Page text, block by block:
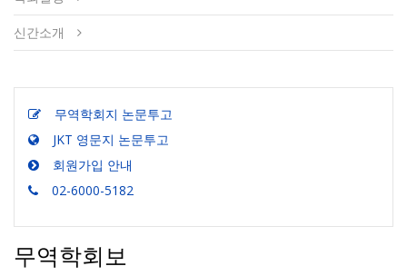
신간소개
무역학회지 논문투고
JKT 영문지 논문투고
회원가입 안내
02-6000-5182
무역학회보